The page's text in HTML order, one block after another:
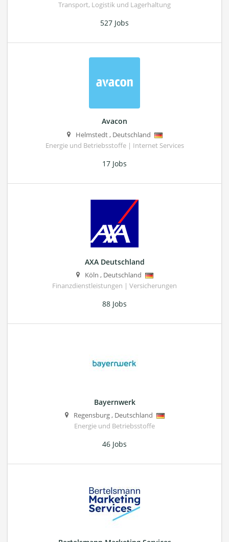
Transport, Logistik und Lagerhaltung
527 Jobs
Avacon
Helmstedt, Deutschland
Energie und Betriebsstoffe | Internet Services
17 Jobs
AXA Deutschland
Köln , Deutschland
Finanzdienstleistungen | Versicherungen
88 Jobs
Bayernwerk
Regensburg, Deutschland
Energie und Betriebsstoffe
46 Jobs